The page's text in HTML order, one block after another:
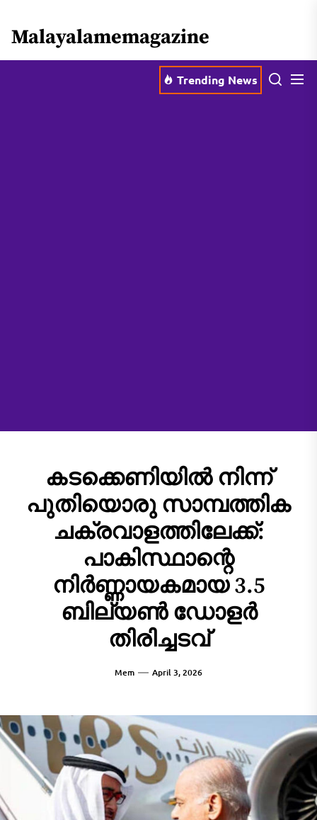
Malayalamemagazine
Trending News
കടക്കെണിയിൽ നിന്ന്
പുതിയൊരു സാമ്പത്തിക
ചക്രവാളത്തിലേക്ക്:
പാകിസ്ഥാന്റെ
നിർണ്ണായകമായ 3.5
ബില്യൺ ഡോളർ
തിരിച്ചടവ്
Mem April 3, 2026